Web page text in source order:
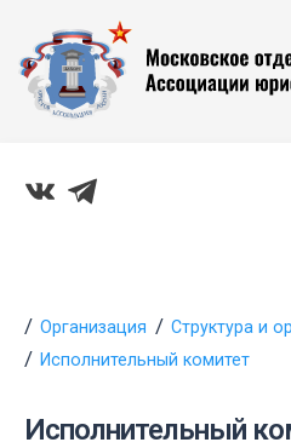
Организация
Структура и
Исполнительный комитет
Исполнительный